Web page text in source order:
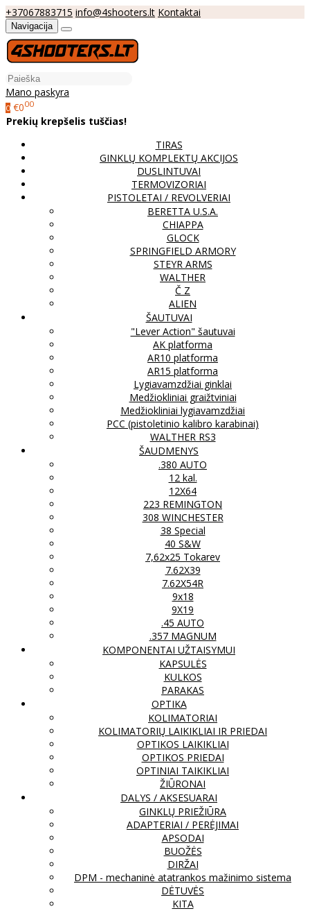
+37067883715 info@4shooters.lt Kontaktai
Navigacija
Mano paskyra
0 €000
Prekių krepšelis tuščias!
TIRAS
GINKLŲ KOMPLEKTŲ AKCIJOS
DUSLINTUVAI
TERMOVIZORIAI
PISTOLETAI / REVOLVERIAI
BERETTA U.S.A.
CHIAPPA
GLOCK
SPRINGFIELD ARMORY
STEYR ARMS
WALTHER
Č Z
ALIEN
ŠAUTUVAI
"Lever Action" šautuvai
AK platforma
AR10 platforma
AR15 platforma
Lygiavamzdžiai ginklai
Medžiokliniai graižtviniai
Medžiokliniai lygiavamzdžiai
PCC (pistoletinio kalibro karabinai)
WALTHER RS3
ŠAUDMENYS
.380 AUTO
12 kal.
12X64
223 REMINGTON
308 WINCHESTER
38 Special
40 S&W
7,62x25 Tokarev
7.62X39
7.62X54R
9x18
9X19
.45 AUTO
.357 MAGNUM
KOMPONENTAI UŽTAISYMUI
KAPSULĖS
KULKOS
PARAKAS
OPTIKA
KOLIMATORIAI
KOLIMATORIŲ LAIKIKLIAI IR PRIEDAI
OPTIKOS LAIKIKLIAI
OPTIKOS PRIEDAI
OPTINIAI TAIKIKLIAI
ŽIŪRONAI
DALYS / AKSESUARAI
GINKLŲ PRIEŽIŪRA
ADAPTERIAI / PERĖJIMAI
APSODAI
BUOŽĖS
DIRŽAI
DPM - mechaninė atatrankos mažinimo sistema
DĖTUVĖS
KITA